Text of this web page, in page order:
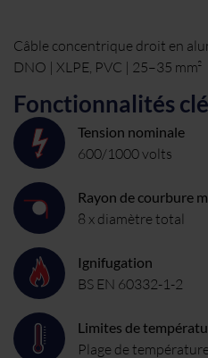
Câble concentrique droit en
DNO | XLPE, PVC | 25–35 mm²
Fonctionnalités
Tension nominale
600/1000 volts
Rayon de courbure
8 x diamètre total
Ignifugation
BS EN 60332-1-2
Limites de
Plage de